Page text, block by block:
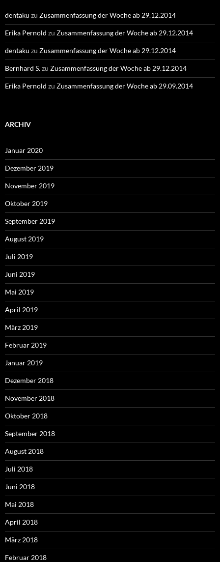
dentaku zu Zusammenfassung der Woche ab 29.12.2014
Erika Pernold zu Zusammenfassung der Woche ab 29.12.2014
dentaku zu Zusammenfassung der Woche ab 29.12.2014
Bernhard S.zu Zusammenfassung der Woche ab 29.12.2014
Erika Pernold zu Zusammenfassung der Woche ab 29.09.2014
ARCHIV
Januar 2020
Dezember 2019
November 2019
Oktober 2019
September 2019
August 2019
Juli 2019
Juni 2019
Mai 2019
April 2019
März 2019
Februar 2019
Januar 2019
Dezember 2018
November 2018
Oktober 2018
September 2018
August 2018
Juli 2018
Juni 2018
Mai 2018
April 2018
März 2018
Februar 2018